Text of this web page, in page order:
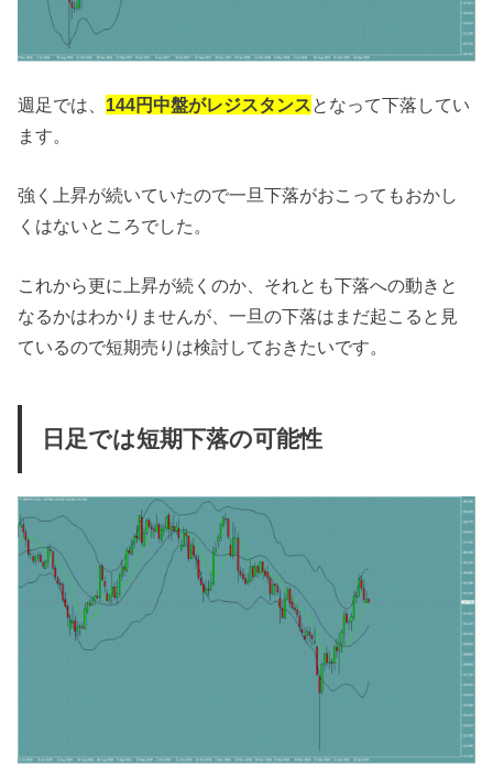
週足では、 144円中盤がレジスタンスとなって下落してい
ます。
強く上昇が続いていたので一旦下落がおこってもおかし
くはないところでした。
これから更に上昇が続くのか、それとも下落への動きと
なるかはわかりませんが、一旦の下落はまだ起こると見
ているので短期売りは検討しておきたいです。
日足では短期下落の可能性